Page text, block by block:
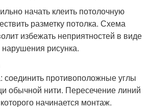
начать клеить потолочную
разметку потолка. Схема
избежать неприятностей в виде
рисунка.
соединить противоположные углы
обычной нити. Пересечение линий
начинается монтаж.